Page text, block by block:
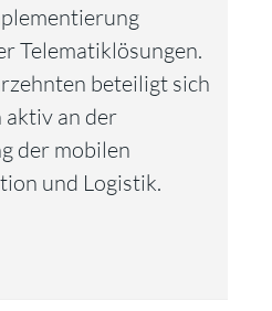
Telematiklösungen.
beteiligt sich
aktiv an der
der mobilen
und Logistik.